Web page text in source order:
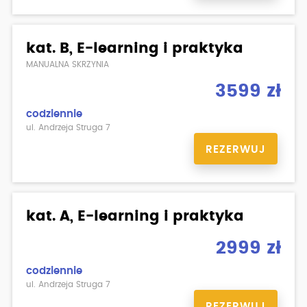
kat. B, E-learning i praktyka
MANUALNA SKRZYNIA
3599 zł
codziennie
ul. Andrzeja Struga 7
REZERWUJ
kat. A, E-learning i praktyka
2999 zł
codziennie
ul. Andrzeja Struga 7